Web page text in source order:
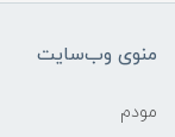
منوی وب‌سایت
مودم